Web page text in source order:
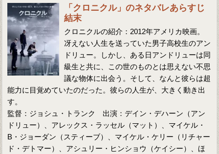
「クロニクル」のネタバレあらすじ
結末
クロニクルの紹介：2012年アメリカ映画。
冴えない人生を送っていた男子高校生のアン
ドリュー。しかし、ある日アンドリューは同
級生と共に、この世のものとは思えない不思
議な物体に出会う。そして、なんと彼らは超
能力に目覚めていたのだった。彼らの人生が、大きく動き出
す。
監督：ジョシュ・トランク 出演：デイン・デハーン（アン
ドリュー）、アレックス・ラッセル（マット）、マイケル・
B・ジョーダン（スティーブ）、マイケル・ケリー（リチャー
ド・デトマー）、アシュリー・ヒンショウ（ケイシー）、ほ